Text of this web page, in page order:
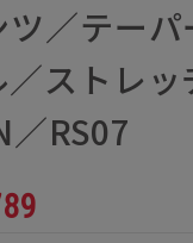
／テー
／ストレ
RS07